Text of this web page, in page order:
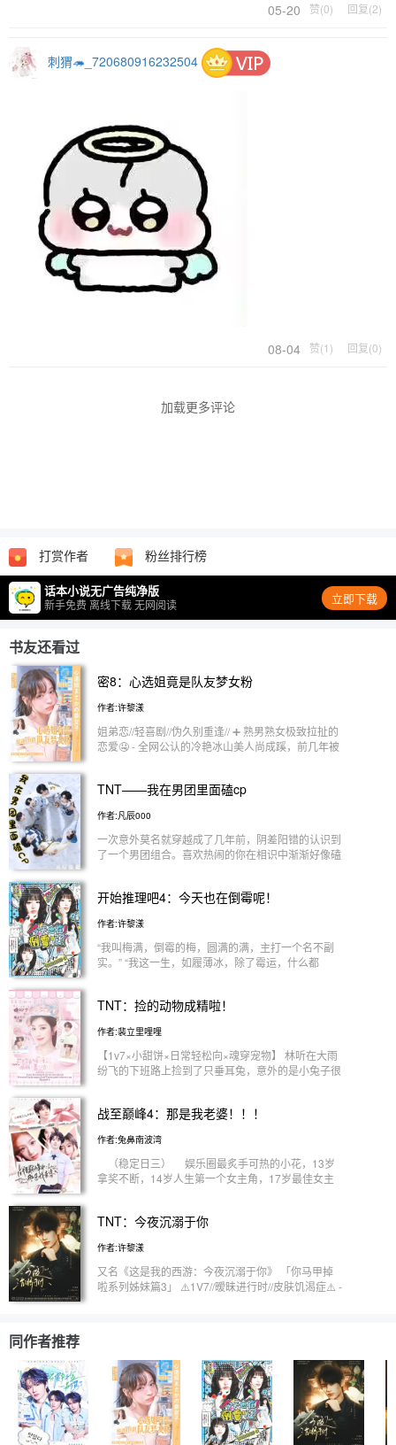
05-20
赞(0) 回复(2)
刺猬🦔_720680916232504
08-04 赞(1) 回复(0)
加载更多评论
打赏作者 粉丝排行榜
话本小说无广告纯净版
新手免费 离线下载 无网阅读 立即下载
书友还看过
密8：心选姐竟是队友梦女粉
作者:许黎漾
姐弟恋//轻喜剧//伪久别重逢// ➕ 熟男熟女极致拉扯的
恋爱🤤 - 全网公认的冷艳冰山美人尚成蹊，前几年被
笑女小太阳来的，内里鬼马，也可以是擅长拉扯的钓
一期综艺的张真源重逢。 抢演唱会的门票惨败，
切错大号吐槽SDFJ的动态被全网截图。所有人只当
她是团粉，没人知晓她藏着一个惊天马甲——她竟是
相处下来，却愈发觉得不对劲。 好消息：crush的心
友，介意误入👉🏻👈🏻
TNT——我在男团里面磕cp
作者:凡辰000
一次意外莫名就穿越成了几年前，阴差阳错的认识到
了一个男团组合。喜欢热闹的你在相识中渐渐好像磕
情。 这可如何是好呢？
开始推理吧4：今天也在倒霉呢！
作者:许黎漾
“我叫梅满，倒霉的梅，圆满的满，主打一个名不副
实。” “我这一生，如履薄冰，除了霉运，什么都
能吸到珍珠卡牙缝。 我以为我会一直发烂发臭下
型，对待情敌擅长阴阳怪气，同时又争又抢，连偏爱
都是光明正大的。 【张凌赫】年上理智引导型，对
待极度情敌毒舌，毫不手软，嘴硬心软，是坚实的靠
TNT：捡的动物成精啦！
作者:裴立里哩哩
【1v7×小甜饼×日常轻松向×魂穿宠物】 林听在大雨
纷飞的下班路上捡到了只垂耳兔，意外的是小兔子很
奇，毕竟她连松鼠和狐狸都养了。 毛茸茸们简直是
下去时，在一个明月高悬的夜晚，睡眼朦胧的她，亲
眼目睹自家小狗变成了人！！ 林听——“妈呀！动物
成精啦！” 几个月后，它们突然消失不见，就像从未
殊的工作，推开门，七双亮晶晶的眼眸直勾勾地盯着
离淡漠的用手语打招呼。 没成想，刚见面的男人猛
地俯下身捧着她的双颊狠狠吻了下来。 ——“林听！
你看清楚我是谁！” 白天是人畜无害的萌宠，夜晚却
纷纷变回原身，既然不能离她50米远，那就... 【原创
战至巅峰4：那是我老婆！！！
作者:兔鼻南波湾
（稳定日三） 娱乐圈最炙手可热的小花，13岁
拿奖不断，14岁人生第一个女主角，17岁最佳女主
苦是黑咖啡真的苦。’ 在得知她的综艺首秀是跟未婚
还是感叹他老公胆子大， 明知道身边的人对自己老
婆虎视眈眈，还敢让他们一起录节目， 林桃颂：我
想要，我得到，至于他们的关系……emmmm那是老
祖传的耙耳朵，怕她到不行 刘耀文：都说我是
小狗了，肯定要画地盘啊！ 宋亚轩：我不会被
动的等待幸福，骗你的！我在原地等你找我 张
真源：你说我是野王，不说你是海王。 马嘉
祺：我是拿她当女儿养的……算了，当朋友……好
吧，是媳妇儿…… 【此排名按先后顺序，不按排
TNT：今夜沉溺于你
作者:许黎漾
又名《这是我的西游：今夜沉溺于你》 「你马甲掉
啦系列姊妹篇3」 ⚠️1V7//暧昧进行时//皮肤饥渴症⚠️ -
高有人暗地做狗，有人纯爱战士有人竭力勾.引。那
就，都来做她的灵感缪斯吧。 - 【马嘉祺】明哥暗狗
【丁程鑫】反向攻略 【宋亚轩】绿茶成精 【刘耀
文】纯爱忠犬 【张真源】钓系勾引 【严浩翔】皎洁
月光/破镜重圆 【贺峻霖】外热内冷
同作者推荐